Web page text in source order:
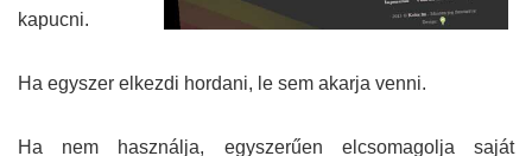
kapucni.
Ha egyszer elkezdi hordani, le sem akarja venni.
Ha nem használja, egyszerűen elcsomagolja saját